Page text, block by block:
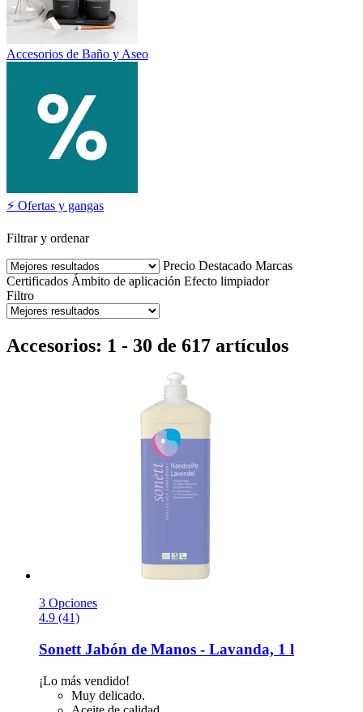
Accesorios de Baño y Aseo
⚡ Ofertas y gangas
Filtrar y ordenar
Precio Destacado Marcas
Certificados Ámbito de aplicación Efecto limpiador
Filtro
Accesorios: 1 - 30 de 617 artículos
3 Opciones
4.9 (41)
Sonett Jabón de Manos -​ Lavanda, 1 l
¡Lo más vendido!
Muy delicado.